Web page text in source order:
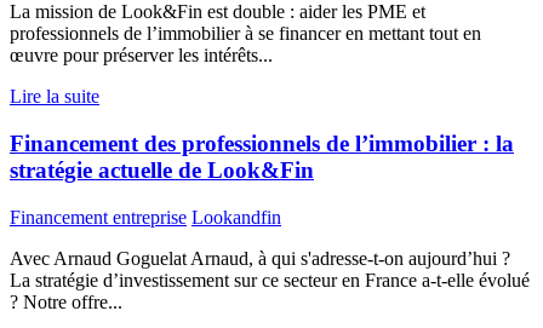
La mission de Look&Fin est double : aider les PME et
professionnels de l’immobilier à se financer en mettant tout en
œuvre pour préserver les intérêts...
Lire la suite
Financement des professionnels de l’immobilier : la
stratégie actuelle de Look&Fin
Financement entreprise Lookandfin
Avec Arnaud Goguelat Arnaud, à qui s'adresse-t-on aujourd’hui ?
La stratégie d’investissement sur ce secteur en France a-t-elle évolué
? Notre offre...